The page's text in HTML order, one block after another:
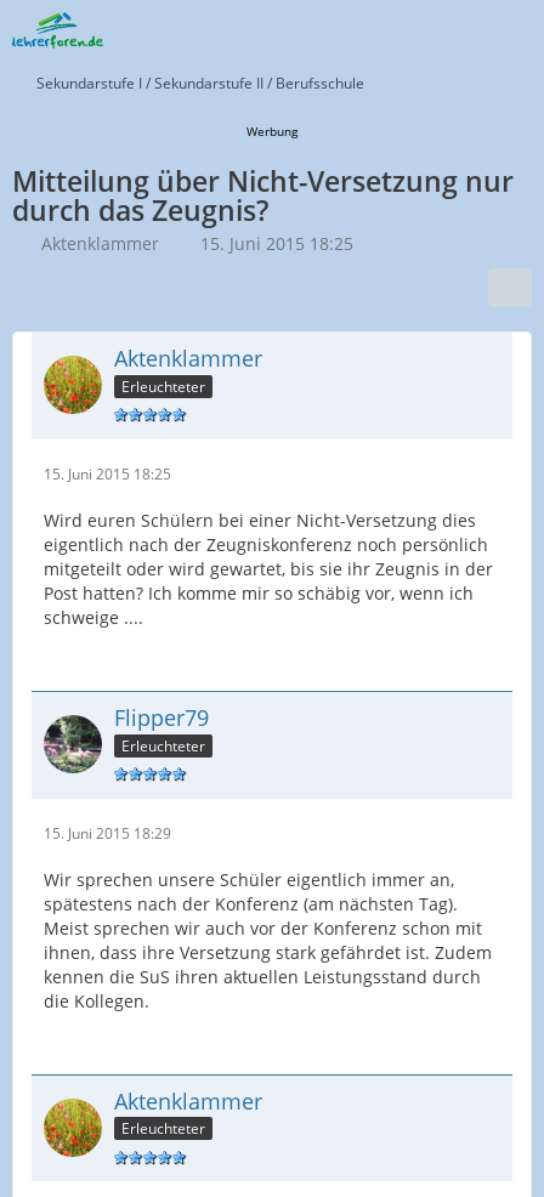
Sekundarstufe I / Sekundarstufe II / Berufsschule
Werbung
Mitteilung über Nicht-Versetzung nur
durch das Zeugnis?
Aktenklammer 15. Juni 2015 18:25
Aktenklammer
Erleuchteter
15. Juni 2015 18:25
Wird euren Schülern bei einer Nicht-Versetzung dies
eigentlich nach der Zeugniskonferenz noch persönlich
mitgeteilt oder wird gewartet, bis sie ihr Zeugnis in der
Post hatten? Ich komme mir so schäbig vor, wenn ich
schweige ....
Flipper79
Erleuchteter
15. Juni 2015 18:29
Wir sprechen unsere Schüler eigentlich immer an,
spätestens nach der Konferenz (am nächsten Tag).
Meist sprechen wir auch vor der Konferenz schon mit
ihnen, dass ihre Versetzung stark gefährdet ist. Zudem
kennen die SuS ihren aktuellen Leistungsstand durch
die Kollegen.
Aktenklammer
Erleuchteter